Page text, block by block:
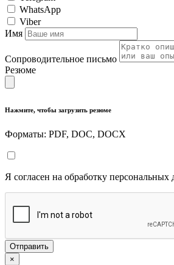
WhatsApp
Viber
Имя
Сопроводительное письмо
Резюме
Нажмите, чтобы загрузить резюме
Форматы: PDF, DOC, DOCX
Я согласен на обработку персональных
Отправить
×